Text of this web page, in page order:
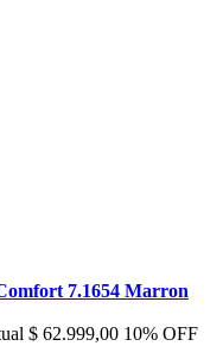
7.1654 Marron
$ 62.999,00 10% OFF